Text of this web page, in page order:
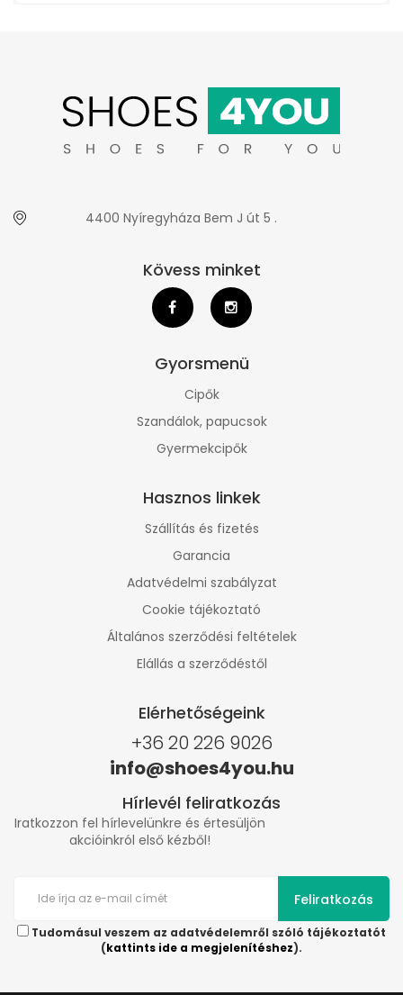
4400 Nyíregyháza Bem J út 5 .
Kövess minket
Gyorsmenü
Cipők
Szandálok, papucsok
Gyermekcipők
Hasznos linkek
Szállítás és fizetés
Garancia
Adatvédelmi szabályzat
Cookie tájékoztató
Általános szerződési feltételek
Elállás a szerződéstől
Elérhetőségeink
+36 20 226 9026
info@shoes4you.hu
Hírlevél feliratkozás
Iratkozzon fel hírlevelünkre és értesüljön
akcióinkról első kézből!
Feliratkozás
Tudomásul veszem az adatvédelemről szóló tájékoztatót
(kattints ide a megjelenítéshez).